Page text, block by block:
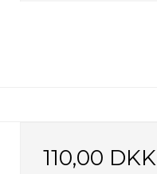
110,00 DKK